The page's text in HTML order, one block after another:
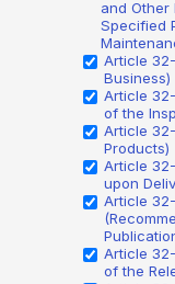
and
Specified
Article
Business)
Article
of the
Article
Products)
Article
upon
Article
Article
of the